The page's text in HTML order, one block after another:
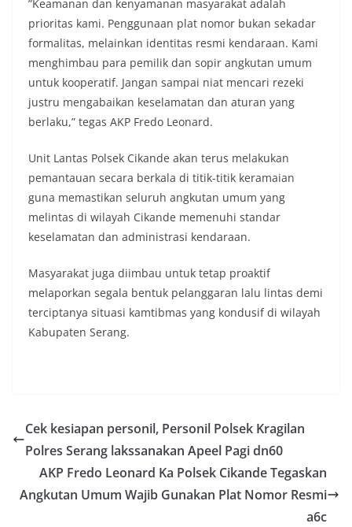
​”Keamanan dan kenyamanan masyarakat adalah
prioritas kami. Penggunaan plat nomor bukan sekadar
formalitas, melainkan identitas resmi kendaraan. Kami
menghimbau para pemilik dan sopir angkutan umum
untuk kooperatif. Jangan sampai niat mencari rezeki
justru mengabaikan keselamatan dan aturan yang
berlaku,” tegas AKP Fredo Leonard.
​Unit Lantas Polsek Cikande akan terus melakukan
pemantauan secara berkala di titik-titik keramaian
guna memastikan seluruh angkutan umum yang
melintas di wilayah Cikande memenuhi standar
keselamatan dan administrasi kendaraan.
​Masyarakat juga diimbau untuk tetap proaktif
melaporkan segala bentuk pelanggaran lalu lintas demi
terciptanya situasi kamtibmas yang kondusif di wilayah
Kabupaten Serang.
Cek kesiapan personil, Personil Polsek Kragilan
Polres Serang lakssanakan Apeel Pagi dn60
​AKP Fredo Leonard Ka Polsek Cikande Tegaskan
Angkutan Umum Wajib Gunakan Plat Nomor Resmi
a6c